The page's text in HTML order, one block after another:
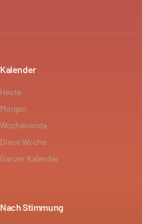
Kalender
Heute
Morgen
Wochenende
Diese Woche
Ganzer Kalender
Nach Stimmung